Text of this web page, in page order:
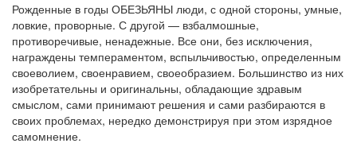
Рожденные в годы ОБЕЗЬЯНЫ люди, с одной стороны, умные,
ловкие, проворные. С другой — взбалмошные,
противоречивые, ненадежные. Все они, без исключения,
награждены темпераментом, вспыльчивостью, определенным
своеволием, своенравием, своеобразием. Большинство из них
изобретательны и оригинальны, обладающие здравым
смыслом, сами принимают решения и сами разбираются в
своих проблемах, нередко демонстрируя при этом изрядное
самомнение.